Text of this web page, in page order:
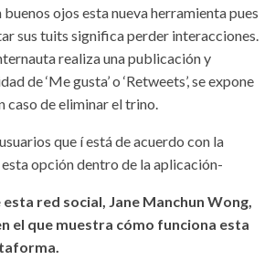
ojos esta nueva herramienta pues
sus tuits significa perder interacciones.
realiza una publicación y
de ‘Me gusta’ o ‘Retweets’, se expone
caso de eliminar el trino.
que í está de acuerdo con la
opción dentro de la aplicación-
red social, Jane Manchun Wong,
el que muestra cómo funciona esta